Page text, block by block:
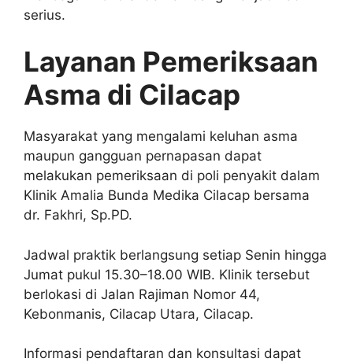
serius.
Layanan Pemeriksaan
Asma di Cilacap
Masyarakat yang mengalami keluhan asma
maupun gangguan pernapasan dapat
melakukan pemeriksaan di poli penyakit dalam
Klinik Amalia Bunda Medika Cilacap bersama
dr. Fakhri, Sp.PD.
Jadwal praktik berlangsung setiap Senin hingga
Jumat pukul 15.30–18.00 WIB. Klinik tersebut
berlokasi di Jalan Rajiman Nomor 44,
Kebonmanis, Cilacap Utara, Cilacap.
Informasi pendaftaran dan konsultasi dapat